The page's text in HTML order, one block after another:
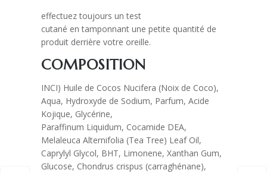
effectuez toujours un test
cutané en tamponnant une petite quantité de
produit derrière votre oreille.
COMPOSITION
INCI) Huile de Cocos Nucifera (Noix de Coco),
Aqua, Hydroxyde de Sodium, Parfum, Acide
Kojique, Glycérine,
Paraffinum Liquidum, Cocamide DEA,
Melaleuca Alternifolia (Tea Tree) Leaf Oil,
Caprylyl Glycol, BHT, Limonene, Xanthan Gum,
Glucose, Chondrus crispus (carraghénane),